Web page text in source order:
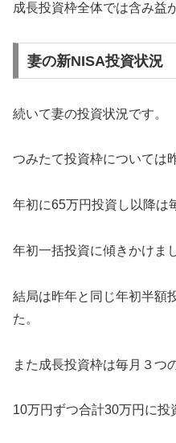
成長投資枠全体では含み益
妻の新NISA投資状況
続いて妻の投資状況です。
つみたて投資枠については
年初に65万円投資し以降は
年初一括投資に傾きかけま
結局は昨年と同じ年初半額
た。
また成長投資枠は毎月３つ
10万円ずつ合計30万円に投